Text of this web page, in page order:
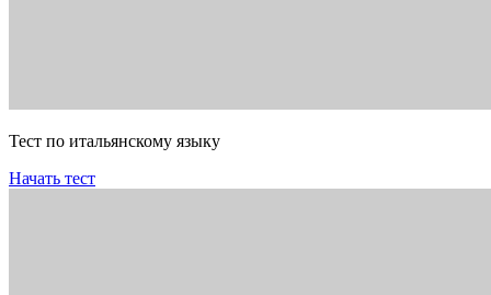
Тест по итальянскому языку
Начать тест